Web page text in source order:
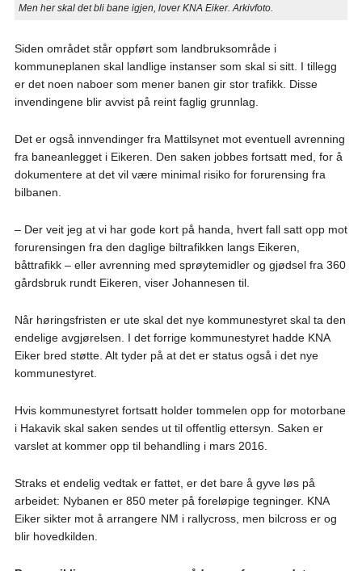
Men her skal det bli bane igjen, lover KNA Eiker. Arkivfoto.
Siden området står oppført som landbruksområde i
kommuneplanen skal landlige instanser som skal si sitt. I tillegg
er det noen naboer som mener banen gir stor trafikk. Disse
invendingene blir avvist på reint faglig grunnlag.
Det er også innvendinger fra Mattilsynet mot eventuell avrenning
fra baneanlegget i Eikeren. Den saken jobbes fortsatt med, for å
dokumentere at det vil være minimal risiko for forurensing fra
bilbanen.
– Der veit jeg at vi har gode kort på handa, hvert fall satt opp mot
forurensingen fra den daglige biltrafikken langs Eikeren,
båttrafikk – eller avrenning med sprøytemidler og gjødsel fra 360
gårdsbruk rundt Eikeren, viser Johannesen til.
Når høringsfristen er ute skal det nye kommunestyret skal ta den
endelige avgjørelsen. I det forrige kommunestyret hadde KNA
Eiker bred støtte. Alt tyder på at det er status også i det nye
kommunestyret.
Hvis kommunestyret fortsatt holder tommelen opp for motorbane
i Hakavik skal saken sendes ut til offentlig ettersyn. Saken er
varslet at kommer opp til behandling i mars 2016.
Straks et endelig vedtak er fattet, er det bare å gyve løs på
arbeidet: Nybanen er 850 meter på foreløpige tegninger. KNA
Eiker sikter mot å arrangere NM i rallycross, men bilcross er og
blir hovedkilden.